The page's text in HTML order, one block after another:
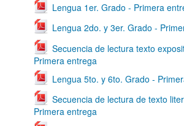
Lengua 1er. Grado - Primera
Lengua 2do. y 3er. Grado -
Secuencia de lectura texto
Primera entrega
Lengua 5to. y 6to. Grado -
Secuencia de lectura de texto
Primera entrega